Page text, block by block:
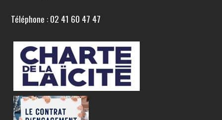
Téléphone : 02 41 60 47 47